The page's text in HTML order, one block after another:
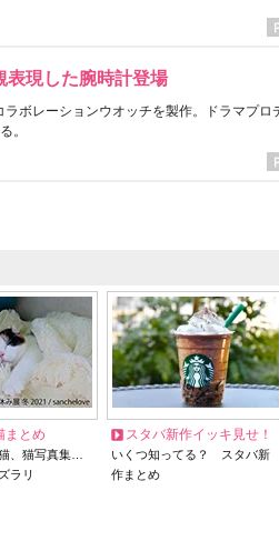
表現した腕時計登場
ボレーションウオッチを製作。ドラマプロ
。
まとめ
、猫写真集…
ラリ
スタバ新作イッキ見せ！
いくつ知ってる？ スタバ新
作まとめ